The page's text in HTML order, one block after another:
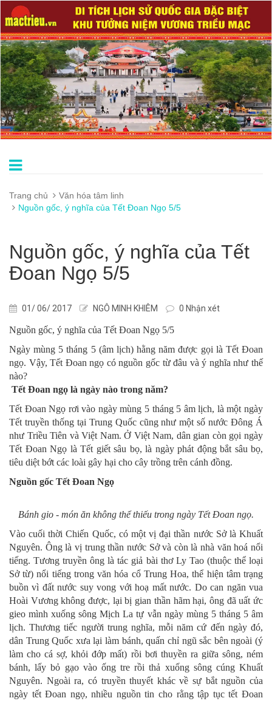
Trang chủ
Văn hóa tâm linh
Nguồn gốc, ý nghĩa của Tết Đoan Ngọ 5/5
Nguồn gốc, ý nghĩa của Tết
Đoan Ngọ 5/5
01/ 06/ 2017 NGÔ MINH KHIÊM 0 Nhận xét
Nguồn gốc, ý nghĩa của Tết Đoan Ngọ 5/5
Ngày mùng 5 tháng 5 (âm lịch) hằng năm được gọi là Tết Đoan
ngọ. Vậy, Tết Đoan ngọ có nguồn gốc từ đâu và ý nghĩa như thế
nào?
Tết Đoan ngọ là ngày nào trong năm?
Tết Đoan Ngọ rơi vào ngày mùng 5 tháng 5 âm lịch, là một ngày
Tết truyền thống tại Trung Quốc cũng như một số nước Đông Á
như Triều Tiên và Việt Nam. Ở Việt Nam, dân gian còn gọi ngày
Tết Đoan Ngọ là Tết giết sâu bọ, là ngày phát động bắt sâu bọ,
tiêu diệt bớt các loài gây hại cho cây trồng trên cánh đồng.
Nguồn gốc Tết Đoan Ngọ
Bánh gio - món ăn không thể thiếu trong ngày Tết Đoan ngọ.
Vào cuối thời Chiến Quốc, có một vị đại thần nước Sở là Khuất
Nguyên. Ông là vị trung thần nước Sở và còn là nhà văn hoá nổi
tiếng. Tương truyền ông là tác giả bài thơ Ly Tao (thuộc thể loại
Sở từ) nổi tiếng trong văn hóa cổ Trung Hoa, thể hiện tâm trạng
buồn vì đất nước suy vong với hoạ mất nước. Do can ngăn vua
Hoài Vương không được, lại bị gian thần hãm hại, ông đã uất ức
gieo mình xuống sông Mịch La tự vẫn ngày mùng 5 tháng 5 âm
lịch. Thương tiếc người trung nghĩa, mỗi năm cứ đến ngày đó,
dân Trung Quốc xưa lại làm bánh, quấn chỉ ngũ sắc bên ngoài (ý
làm cho cá sợ, khỏi đớp mất) rồi bơi thuyền ra giữa sông, ném
bánh, lấy bỏ gạo vào ống tre rồi thả xuống sông cúng Khuất
Nguyên. Ngoài ra, có truyền thuyết khác về sự bắt nguồn của
ngày tết Đoan ngọ, nhiều nguồn tin cho rằng tập tục tết Đoan